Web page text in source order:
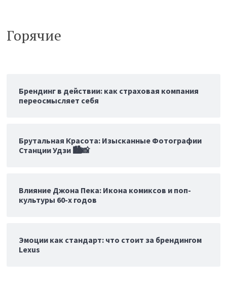
Горячие
Брендинг в действии: как страховая компания
переосмысляет себя
Брутальная Красота: Изысканные Фотографии
Станции Удзи 🏙️📸
Влияние Джона Пека: Икона комиксов и поп-
культуры 60-х годов
Эмоции как стандарт: что стоит за брендингом
Lexus